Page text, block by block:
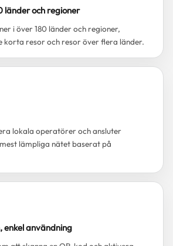
länder och regioner
i över 180 länder och regioner,
korta resor och resor över flera länder.
lokala operatörer och ansluter
lämpliga nätet baserat på
enkel användning